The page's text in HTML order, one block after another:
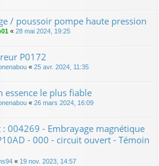
/ poussoir pompe haute pression
« 28 mai 2024, 19:25
P0172
« 25 avr. 2024, 11:35
essence le plus fiable
« 26 mars 2024, 16:09
: 004269 - Embrayage magnétique
- 000 - circuit ouvert - Témoin
« 19 nov. 2023, 14:57